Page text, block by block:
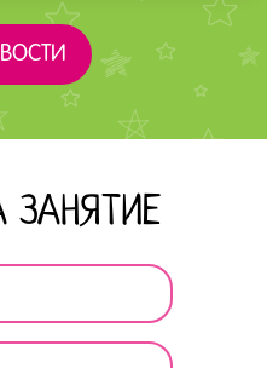
ЗАНЯТИЕ